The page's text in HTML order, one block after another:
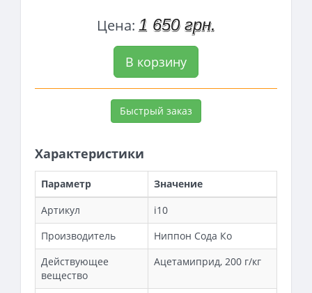
Цена: 1 650 грн.
В корзину
Быстрый заказ
Характеристики
Параметр
Значение
Артикул
i10
Производитель
Ниппон Сода Ко
Действующее
вещество
Ацетамиприд, 200 г/кг